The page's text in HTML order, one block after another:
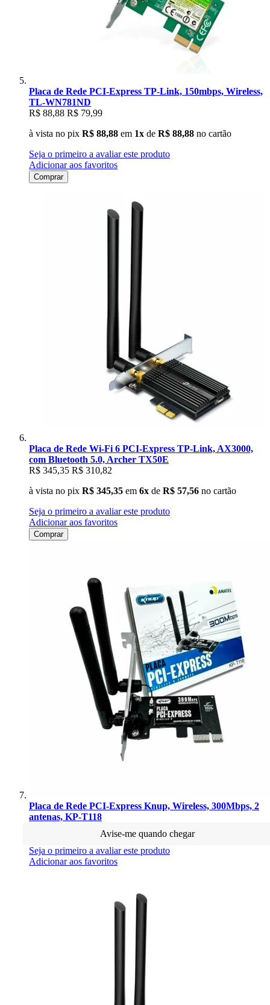
Placa de Rede PCI-Express TP-Link, 150mbps, Wireless,
TL-WN781ND
R$ 88,88 R$ 79,99
à vista no pix R$ 88,88 em 1x de R$ 88,88 no cartão
Seja o primeiro a avaliar este produto
Adicionar aos favoritos
Comprar
Placa de Rede Wi-Fi 6 PCI-Express TP-Link, AX3000,
com Bluetooth 5.0, Archer TX50E
R$ 345,35 R$ 310,82
à vista no pix R$ 345,35 em 6x de R$ 57,56 no cartão
Seja o primeiro a avaliar este produto
Adicionar aos favoritos
Comprar
Placa de Rede PCI-Express Knup, Wireless, 300Mbps, 2
antenas, KP-T118
Avise-me quando chegar
Seja o primeiro a avaliar este produto
Adicionar aos favoritos